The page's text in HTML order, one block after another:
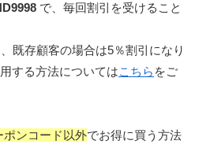
で、毎回割引を受けること
既存顧客の場合は5％割引になり
する方法についてはこちら をご
ポンコード以外でお得に買う方法